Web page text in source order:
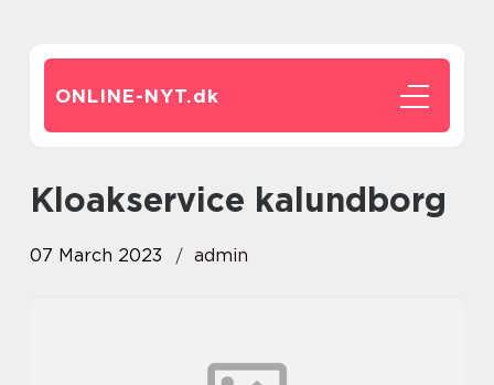
ONLINE-NYT.dk
kloakservice kalundborg
07 March 2023 admin